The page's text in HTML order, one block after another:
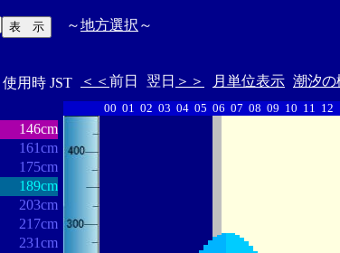
～地方選択 ～
使用時 JST ＜＜ 前日 翌日 ＞＞ 月単位表示 潮汐の
146cm
161cm
175cm
189cm
203cm
217cm
231cm
00 01 02 03 04 05 06 07 08 09 10 11 12